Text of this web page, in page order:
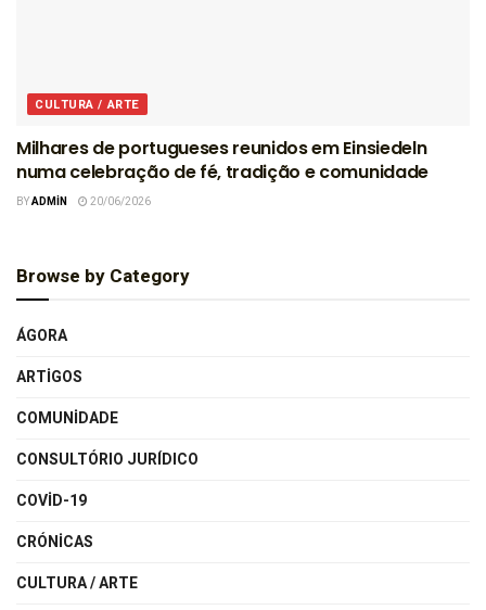
CULTURA / ARTE
Milhares de portugueses reunidos em Einsiedeln
numa celebração de fé, tradição e comunidade
BYADMIN 20/06/2026
Browse by Category
ÁGORA
ARTIGOS
COMUNIDADE
CONSULTÓRIO JURÍDICO
COVID-19
CRÓNICAS
CULTURA / ARTE